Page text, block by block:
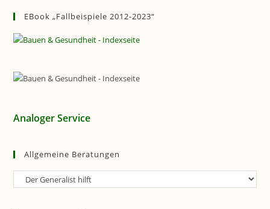
EBook „Fallbeispiele 2012-2023“
Analoger Service
Allgemeine Beratungen
Allgemeine